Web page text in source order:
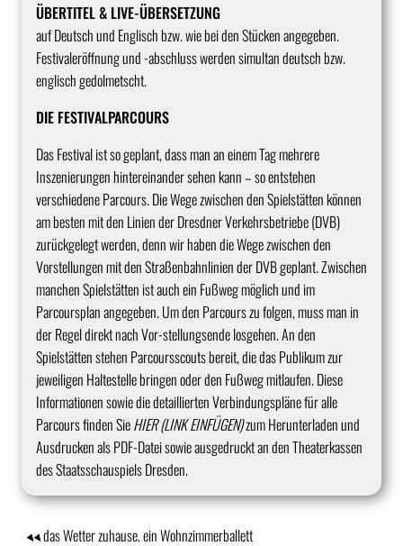
ÜBERTITEL & LIVE-ÜBERSETZUNG
auf Deutsch und Englisch bzw. wie bei den Stücken angegeben.
Festivaleröffnung und -abschluss werden simultan deutsch bzw.
englisch gedolmetscht.
DIE FESTIVALPARCOURS
Das Festival ist so geplant, dass man an einem Tag mehrere
Inszenierungen hintereinander sehen kann – so entstehen
verschiedene Parcours. Die Wege zwischen den Spielstätten können
am besten mit den Linien der Dresdner Verkehrsbetriebe (DVB)
zurückgelegt werden, denn wir haben die Wege zwischen den
Vorstellungen mit den Straßenbahnlinien der DVB geplant. Zwischen
manchen Spielstätten ist auch ein Fußweg möglich und im
Parcoursplan angegeben. Um den Parcours zu folgen, muss man in
der Regel direkt nach Vor-stellungsende losgehen. An den
Spielstätten stehen Parcoursscouts bereit, die das Publikum zur
jeweiligen Haltestelle bringen oder den Fußweg mitlaufen. Diese
Informationen sowie die detaillierten Verbindungspläne für alle
Parcours finden SieHIER (LINK EINFÜGEN)zum Herunterladen und
Ausdrucken als PDF-Datei sowie ausgedruckt an den Theaterkassen
des Staatsschauspiels Dresden.
das Wetter zuhause. ein Wohnzimmerballett